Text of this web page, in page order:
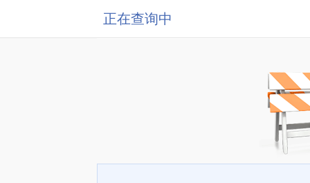
正在查询中